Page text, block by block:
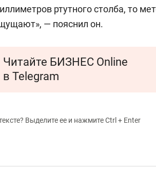
ртутного столба, то
— пояснил он.
Читайте БИЗНЕС Online
в Telegram
Выделите ее и нажмите Ctrl + Enter